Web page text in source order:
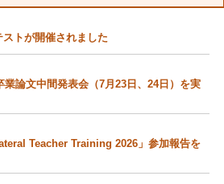
トが開催されました
論文中間発表会（7月23日、24日）を実
Teacher Training 2026」参加報告を